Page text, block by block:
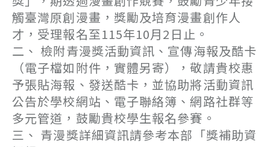
觸臺灣原創漫畫，獎勵及培育漫畫創作人
才，受理報名至115年10月2日止。
二、 檢附青漫獎活動資訊、宣傳海報及酷卡
（電子檔如附件，實體另寄），敬請貴校惠
予張貼海報、發送酷卡，並協助將活動資訊
公告於學校網站、電子聯絡簿、網路社群等
多元管道，鼓勵貴校學生報名參賽。
三、 青漫獎詳細資訊請參考本部「獎補助資